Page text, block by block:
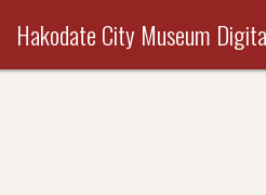
City Museum Digital